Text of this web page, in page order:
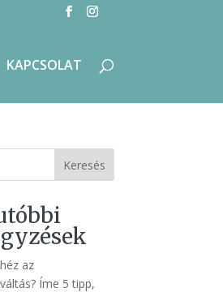
KAPCSOLAT
Keresés
az
Íme 5 tipp,